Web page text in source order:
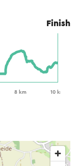
Finish